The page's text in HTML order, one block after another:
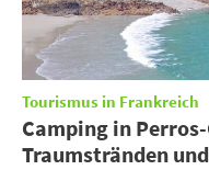
Tourismus in Frankreich
Camping in
Traumstränden